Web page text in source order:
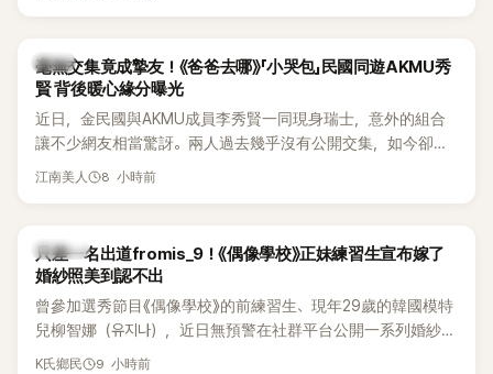
韓星
毫無交集竟成摯友！《爸爸去哪》「小哭包」民國同遊AKMU秀
賢 背後暖心緣分曝光
近日，金民國與AKMU成員李秀賢一同現身瑞士，意外的組合
讓不少網友相當驚訝。兩人過去幾乎沒有公開交集，如今卻一
起踏上瑞士之旅，也讓粉絲紛紛好奇：「他們到底是怎麼認識
江南美人 8 小時前
K-POP
只差一名出道fromis_9！《偶像學校》正妹練習生宣布嫁了
婚紗照美到認不出
曾參加選秀節目《偶像學校》的前練習生、現年29歲的韓國模特
兒柳智娜（유지나），近日無預警在社群平台公開一系列婚紗
照，親自宣布即將步入婚姻，消息曝光後讓不少曾追看節目的
K氏鄉民 9 小時前